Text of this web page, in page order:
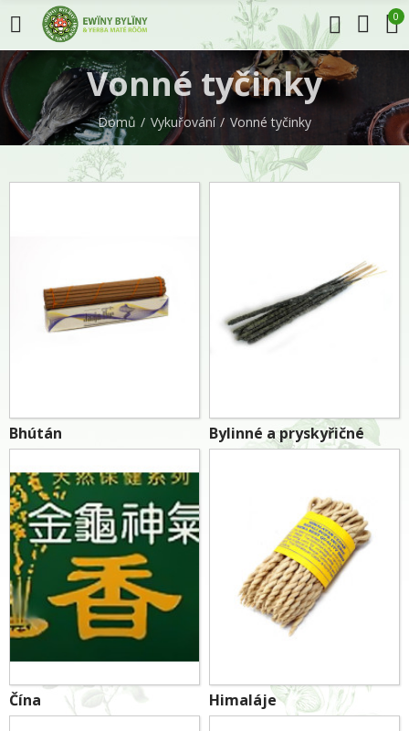
0
Vonné tyčinky
Domů Vykuřování Vonné tyčinky
Bhútán Bylinné a pryskyřičné
Čína Himaláje